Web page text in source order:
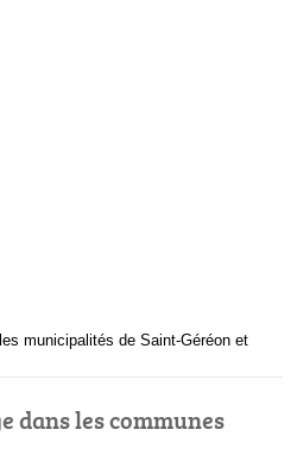
municipalités de Saint-Géréon et
dans les communes